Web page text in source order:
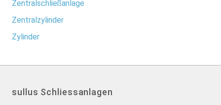
Zentralschließanlage
Zentralzylinder
Zylinder
sullus Schliessanlagen